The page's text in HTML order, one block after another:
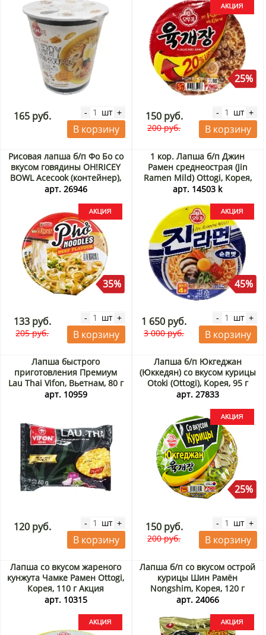
165 руб. - шт +
В корзину
25%
150 руб.
200 руб.
- шт +
В корзину
Рисовая лапша б/п Фо Бо со
вкусом говядины OH!RICEY
BOWL Acecook (контейнер),
Вьетнам, 71 г Акция
арт. 26946
35%
133 руб.
205 руб.
- шт +
В корзину
1 кор. Лапша б/п Джин
Рамен среднеострая (Jin
Ramen Mild) Ottogi, Корея,
110 г х 12 шт. Акция
арт. 14503 k
45%
1 650 руб.
3 000 руб.
- шт +
В корзину
Лапша быстрого
приготовления Премиум
Lau Thai Vifon, Вьетнам, 80 г
арт. 10959
120 руб. - шт +
В корзину
Лапша б/п Юкгеджан
(Юккедян) со вкусом курицы
Otoki (Ottogi), Корея, 95 г
Акция
арт. 27833
25%
150 руб.
200 руб.
- шт +
В корзину
Лапша со вкусом жареного
кунжута Чамке Рамен Ottogi,
Корея, 110 г Акция
арт. 10315
Лапша б/п со вкусом острой
курицы Шин Рамён
Nongshim, Корея, 120 г
Акция
арт. 24066